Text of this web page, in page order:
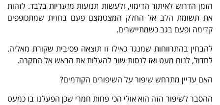
הזמן הדרוש לאיתור הדימוי, ולעשות תנועות מזעריות בלבד. לזהות
את תשומת הלב אל החלק המצטמצם פעם בחזית שמתכופפים
קדימה ופעם בגב כשמתיישרים.
להבחין בהתרווחות שמנגד כאילו זו תוצאה פסיבית שקורת מאליה.
לחדול, לנוח מעט ואז לנסות שוב להעלות את הראש אל התקרה.
האם עדיין מתרחש שיפור על השיפורים הקודמים?
ההסבר לשיפור הזה הוא אולי הכי פחות חמרי שכן הפעלנו בו כמעט